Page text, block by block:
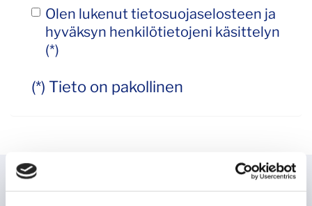
Olen lukenut tietosuojaselosteen ja
hyväksyn henkilötietojeni käsittelyn
(*)
(*) Tieto on pakollinen